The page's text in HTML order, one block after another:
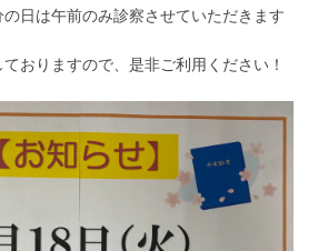
日は午前のみ診察させていただきます
おりますので、是非ご利用ください！